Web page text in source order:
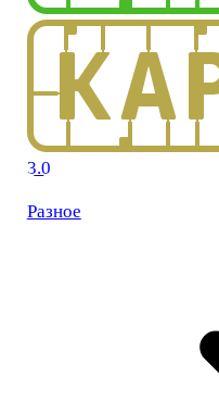
3.0
Разное